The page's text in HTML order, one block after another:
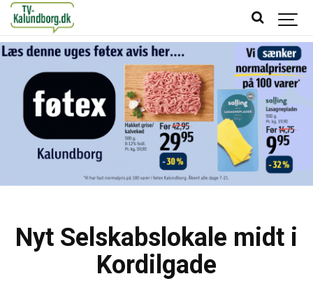
Nyt Selskabslokale midt i
Kordilgade